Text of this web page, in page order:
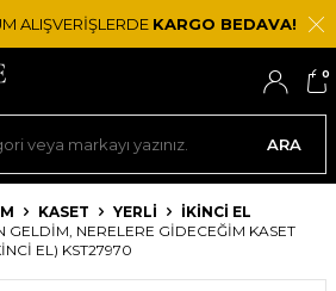
ALIŞVERİŞLERDE KARGO BEDAVA!
ARA
0
KASET YERLI
İKINCI EL
GELDIM, NERELERE GIDECEĞIM KASET
EL) KST27970